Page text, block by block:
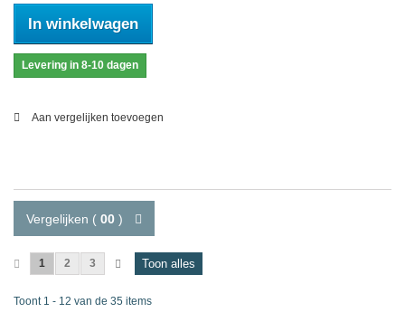
In winkelwagen
Levering in 8-10 dagen
Aan vergelijken toevoegen
Vergelijken ( 00 )
Toon alles
1 2 3
Toont 1 - 12 van de 35 items